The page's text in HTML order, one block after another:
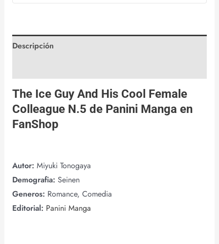
Descripción
The Ice Guy And His Cool Female
Colleague N.5 de Panini Manga en
FanShop
Autor: Miyuki Tonogaya
Demografia: Seinen
Generos: Romance, Comedia
Editorial: Panini Manga